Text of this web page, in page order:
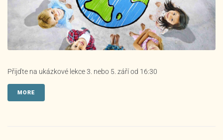
Přijďte na ukázkové lekce 3. nebo 5. září od 16:30
MORE